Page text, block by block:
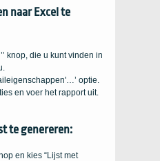
naar Excel te
knop, die u kunt vinden in
optie.
en voer het rapport uit.
te genereren:
en kies “Lijst met